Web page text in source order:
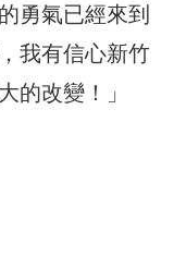
勇氣已經來到
我有信心新竹
的改變！」